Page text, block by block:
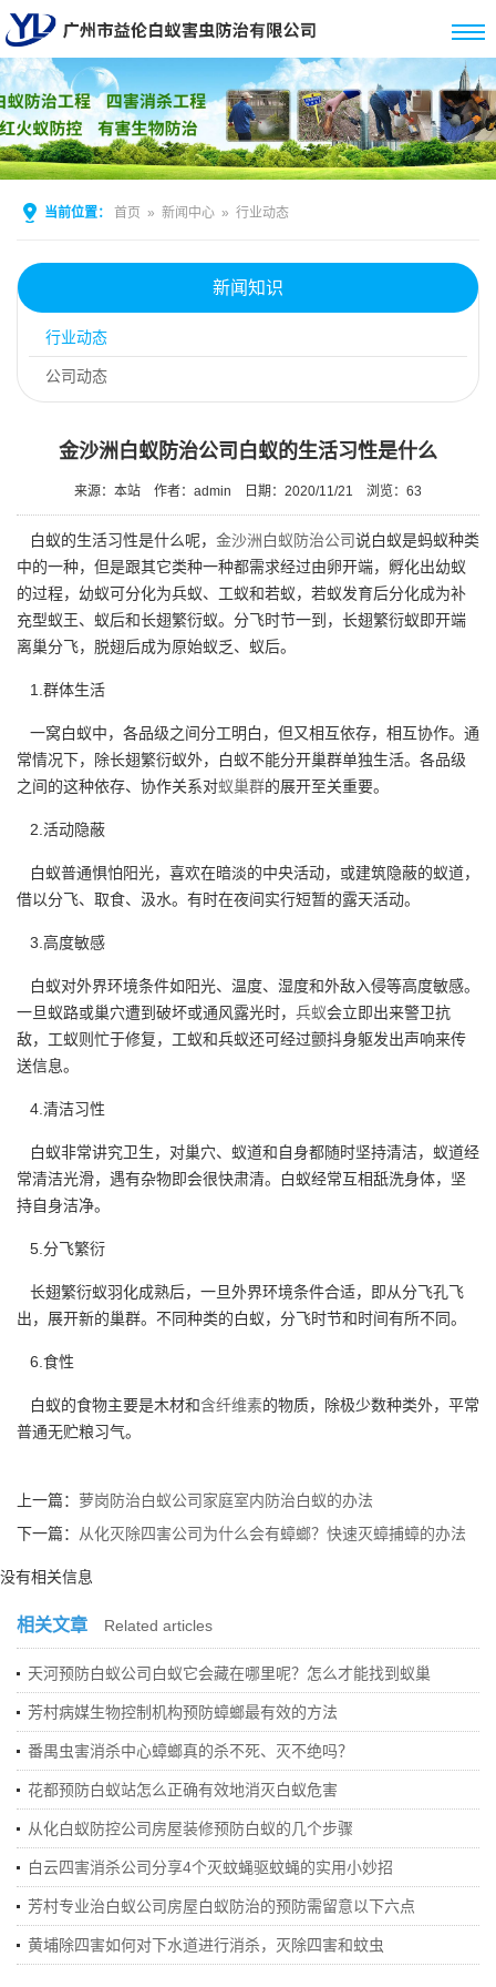
当前位置： 首页 » 新闻中心 » 行业动态
新闻知识
行业动态
公司动态
金沙洲白蚁防治公司白蚁的生活习性是什么
来源：本站 作者：admin 日期：2020/11/21 浏览： 63
白蚁的生活习性是什么呢， 金沙洲白蚁防治公司说白蚁是蚂蚁种类
中的一种，但是跟其它类种一种都需求经过由卵开端，孵化出幼蚁
的过程，幼蚁可分化为兵蚁、工蚁和若蚁，若蚁发育后分化成为补
充型蚁王、蚁后和长翅繁衍蚁。分飞时节一到，长翅繁衍蚁即开端
离巢分飞，脱翅后成为原始蚁乏、蚁后。
1.群体生活
一窝白蚁中，各品级之间分工明白，但又相互依存，相互协作。通
常情况下，除长翅繁衍蚁外，白蚁不能分开巢群单独生活。各品级
之间的这种依存、协作关系对蚁巢群的展开至关重要。
2.活动隐蔽
白蚁普通惧怕阳光，喜欢在暗淡的中央活动，或建筑隐蔽的蚁道，
借以分飞、取食、汲水。有时在夜间实行短暂的露天活动。
3.高度敏感
白蚁对外界环境条件如阳光、温度、湿度和外敌入侵等高度敏感。
一旦蚁路或巢穴遭到破坏或通风露光时， 兵蚁会立即出来警卫抗
敌，工蚁则忙于修复，工蚁和兵蚁还可经过颤抖身躯发出声响来传
送信息。
4.清洁习性
白蚁非常讲究卫生，对巢穴、蚁道和自身都随时坚持清洁，蚁道经
常清洁光滑，遇有杂物即会很快肃清。白蚁经常互相舐洗身体，坚
持自身洁净。
5.分飞繁衍
长翅繁衍蚁羽化成熟后，一旦外界环境条件合适，即从分飞孔飞
出，展开新的巢群。不同种类的白蚁，分飞时节和时间有所不同。
6.食性
白蚁的食物主要是木材和含纤维素的物质，除极少数种类外，平常
普通无贮粮习气。
上一篇： 萝岗防治白蚁公司家庭室内防治白蚁的办法
下一篇：
从化灭除四害公司为什么会有蟑螂？快速灭蟑捕蟑的办法
没有相关信息
相关文章 Related articles
天河预防白蚁公司白蚁它会藏在哪里呢？怎么才能找到蚁巢
芳村病媒生物控制机构预防蟑螂最有效的方法
番禺虫害消杀中心蟑螂真的杀不死、灭不绝吗？
花都预防白蚁站怎么正确有效地消灭白蚁危害
从化白蚁防控公司房屋装修预防白蚁的几个步骤
白云四害消杀公司分享4个灭蚊蝇驱蚊蝇的实用小妙招
芳村专业治白蚁公司房屋白蚁防治的预防需留意以下六点
黄埔除四害如何对下水道进行消杀，灭除四害和蚊虫